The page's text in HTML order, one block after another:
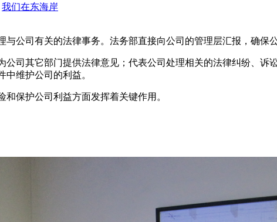
我们在东海岸
公司有关的法律事务。法务部直接向公司的管理层汇报，确保
司其它部门提供法律意见；代表公司处理相关的法律纠纷、诉
维护公司的利益。
保护公司利益方面发挥着关键作用。